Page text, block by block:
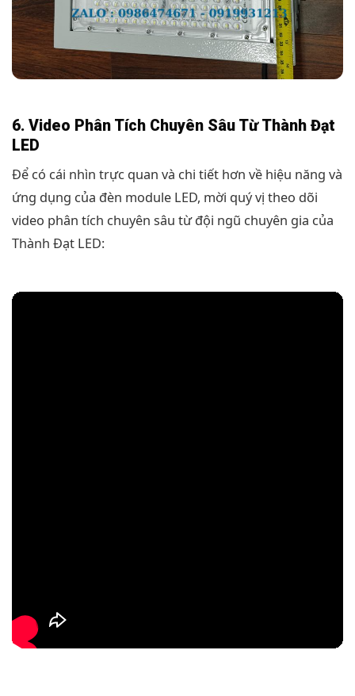
6. Video Phân Tích Chuyên Sâu Từ Thành Đạt
LED
Để có cái nhìn trực quan và chi tiết hơn về hiệu năng và
ứng dụng của đèn module LED, mời quý vị theo dõi
video phân tích chuyên sâu từ đội ngũ chuyên gia của
Thành Đạt LED: